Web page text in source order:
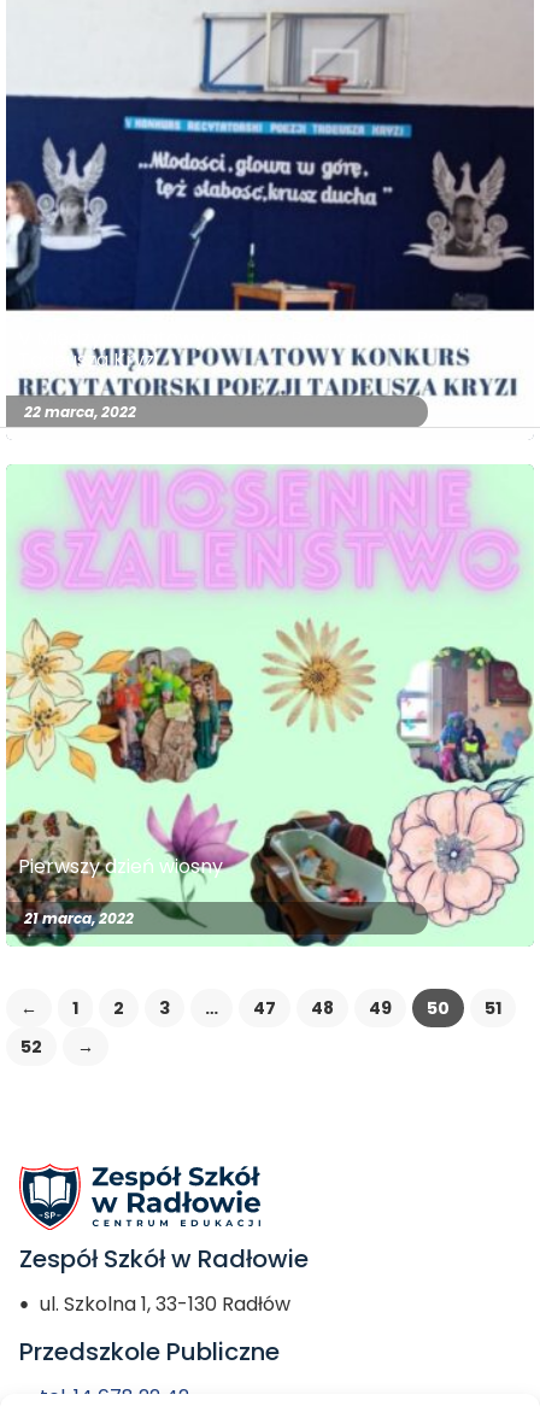
Tadeusza Kryzi
22 marca, 2022
Pierwszy dzień wiosny
21 marca, 2022
← 1 2 3 … 47 48 49 50
51
52
→
Zespół Szkół w Radłowie
ul. Szkolna 1, 33-130 Radłów
Przedszkole Publiczne
tel. 14 678 22 42